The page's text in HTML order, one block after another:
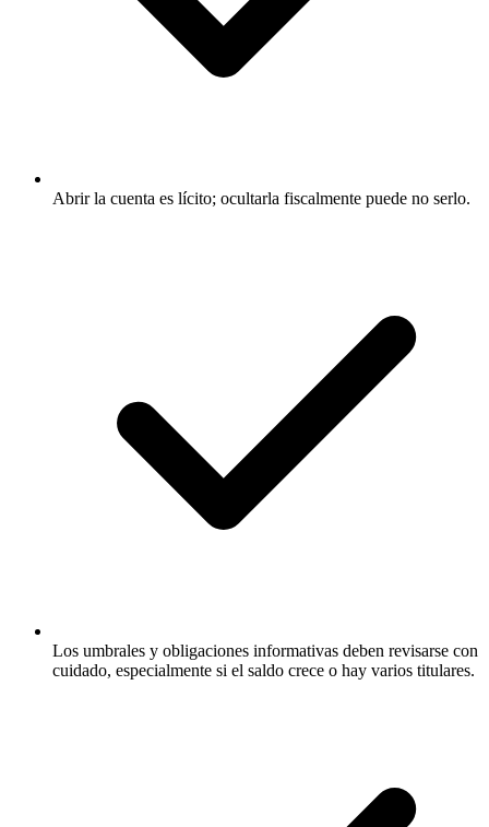
Abrir la cuenta es lícito; ocultarla fiscalmente puede no serlo.
Los umbrales y obligaciones informativas deben revisarse con
cuidado, especialmente si el saldo crece o hay varios titulares.